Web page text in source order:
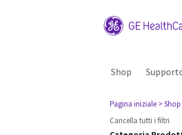
Shop
Pagina iniziale > Shop
Cancella tutti i filtri